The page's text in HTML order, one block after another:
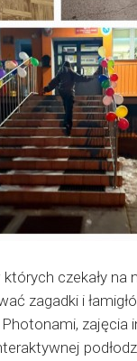
czekały
zagadki i